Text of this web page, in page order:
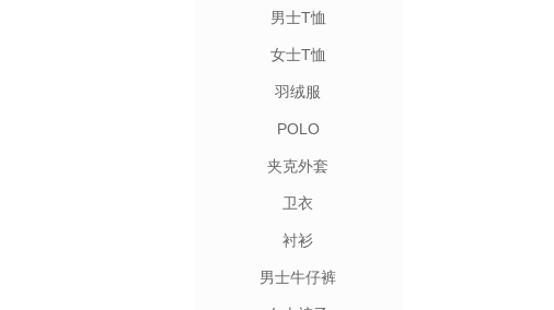
男士T恤
女士T恤
羽绒服
POLO
夹克外套
卫衣
衬衫
男士牛仔裤